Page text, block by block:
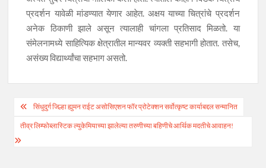
प्रदर्शन यावेळी मांडण्यात येणार आहेत. अक्षय याच्या चित्रांचे प्रदर्शन
अनेक ठिकाणी झाले असून त्यालाही चांगला प्रतिसाद मिळतो. या
संमेलनामध्ये साहित्यिक क्षेत्रातील मान्यवर व्यक्ती सहभागी होतात. तसेच,
असंख्य विद्यार्थ्यांचा सहभाग असतो.
Post
navigation
सिंधुदुर्ग जिल्हा ह्युमन राईट असोसिएशन फॉर प्रोटेक्शन सर्वोत्कृष्ट कार्याबद्दल सन्मानित
तीव्र लिम्फोब्लास्टिक ल्युकेमियाच्या झालेल्या तरुणीच्या बहिणीचे आर्थिक मदतीचे आवाहन!